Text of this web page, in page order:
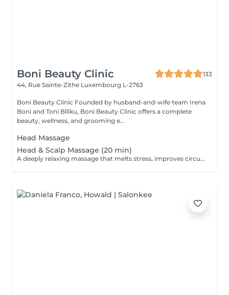
Boni Beauty Clinic
133
44, Rue Sainte-Zithe Luxembourg L-2763
Boni Beauty Clinic Founded by husband-and-wife team Irena
Boni and Toni Blliku, Boni Beauty Clinic offers a complete
beauty, wellness, and grooming e...
Head Massage
Head & Scalp Massage (20 min)
A deeply relaxing massage that melts stress, improves circulation, and leaves you recharged and focused. Indulge in luxury, even on your lunch break. Quick, effective treatments designed to refresh your face, mind, and mood all within 30 to 60 minutes. Ideal for: Professionals, busy moms, and anyone seeking a touch of luxury between meetings. Available weekdays from 11:30 to 14:30